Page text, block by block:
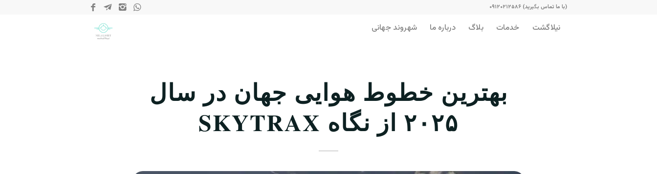
(با ما تماس بگیرید) ۰۹۱۲۰۲۱۲۵۸۶
نیلاگشت خدمات بلاگ درباره ما شهروند جهانی
بهترین خطوط هوایی جهان در سال
۲۰۲۵ از نگاه SKYTRAX